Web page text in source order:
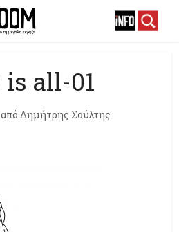
all-01
από Δημήτρης Σούλτης